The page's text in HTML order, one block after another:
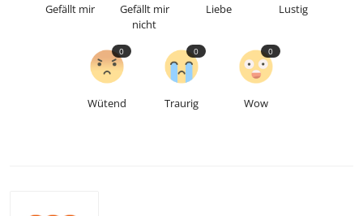
Gefällt mir
Gefällt mir
nicht
Liebe Lustig
Wütend
0
Traurig
0
Wow
0